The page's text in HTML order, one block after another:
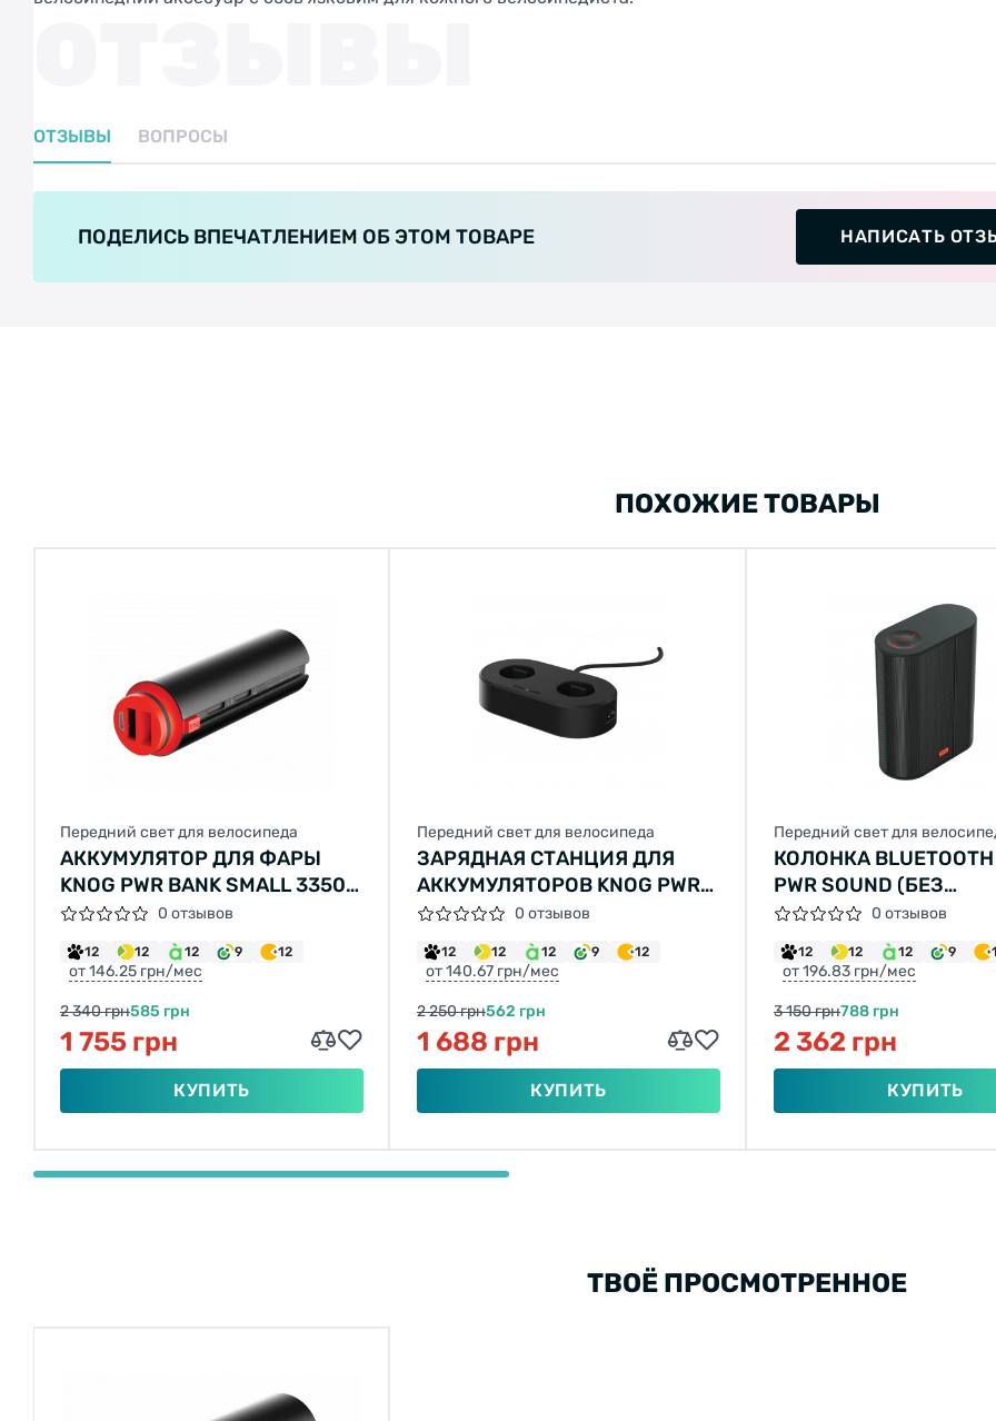
ОТЗЫВЫ ВОПРОСЫ
ПОДЕЛИСЬ ВПЕЧАТЛЕНИЕМ ОБ ЭТОМ ТОВАРЕ НАПИСАТЬ
ПОХОЖИЕ ТОВАРЫ
Передний свет для велосипеда
АККУМУЛЯТОР ДЛЯ ФАРЫ
KNOG PWR BANK SMALL 3350
МАЧ POWERBANK
0 отзывов
12 12 12 9 12
от 146.25 грн/мес
2 340 грн585 грн
1 755 грн
КУПИТЬ
Передний свет для велосипеда
ЗАРЯДНАЯ СТАНЦИЯ ДЛЯ
АККУМУЛЯТОРОВ KNOG PWR
DOCK
0 отзывов
12 12 12 9 12
от 140.67 грн/мес
2 250 грн562 грн
1 688 грн
КУПИТЬ
Передний свет для
КОЛОНКА BLUETOOTH
PWR SOUND (БЕЗ
АККУМУЛЯТОРА)
0 отзывов
12 12 12 9
от 196.83 грн/мес
3 150 грн788 грн
2 362 грн
КУПИТЬ
ТВОЁ ПРОСМОТРЕННОЕ